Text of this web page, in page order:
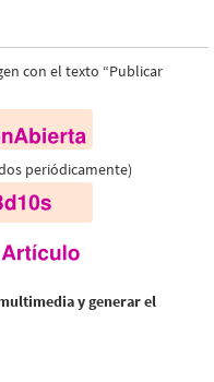
con el texto “Publicar
periódicamente)
y generar el